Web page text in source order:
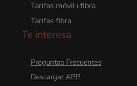
Tarifas móvil+fibra
Tarifas fibra
Te interesa
Preguntas Frecuentes
Descargar APP